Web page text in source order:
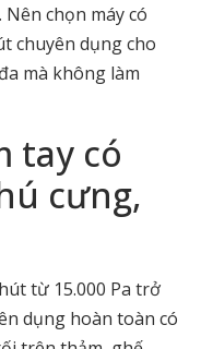
chọn máy có
chuyên dụng cho
mà không làm
tay có
cưng,
từ 15.000 Pa trở
dụng hoàn toàn có